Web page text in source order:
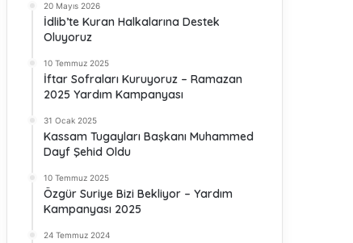
20 Mayıs 2026
İdlib’te Kuran Halkalarına Destek
Oluyoruz
10 Temmuz 2025
İftar Sofraları Kuruyoruz – Ramazan
2025 Yardım Kampanyası
31 Ocak 2025
Kassam Tugayları Başkanı Muhammed
Dayf Şehid Oldu
10 Temmuz 2025
Özgür Suriye Bizi Bekliyor – Yardım
Kampanyası 2025
24 Temmuz 2024